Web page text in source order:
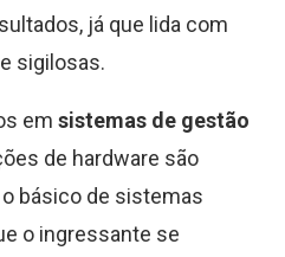
já que lida com
sigilosas.
em sistemas de gestão
de hardware são
básico de sistemas
o ingressante se